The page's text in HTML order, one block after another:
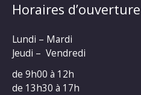
Horaires
Lundi – Mardi
Jeudi – Vendredi
de 9h00 à 12h
de 13h30 à 17h